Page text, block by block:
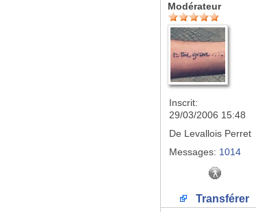
Modérateur
Inscrit:
29/03/2006 15:48
De Levallois Perret
Messages: 1014
Transférer